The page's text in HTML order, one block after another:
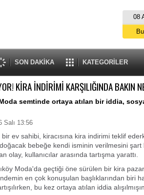
08
SON DAKİKA KATEGORİLER
KİRA İNDİRİMİ KARŞILIĞINDA BAKIN
semtinde ortaya atılan bir iddia,
Salı 13:56
ev sahibi, kiracısına kira indirimi teklif
doğacak bebeğe kendi isminin verilmesini şart
olay, kullanıcılar arasında tartışma yarattı.
Moda'da geçtiği öne sürülen bir kira
en çok konuşulan başlıklarından biri
bu kez ortaya atılan iddia